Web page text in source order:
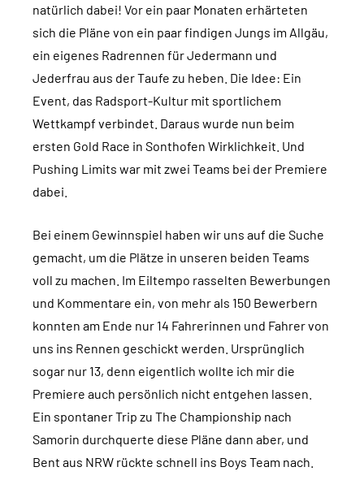
natürlich dabei! Vor ein paar Monaten erhärteten
sich die Pläne von ein paar findigen Jungs im Allgäu,
ein eigenes Radrennen für Jedermann und
Jederfrau aus der Taufe zu heben. Die Idee: Ein
Event, das Radsport-Kultur mit sportlichem
Wettkampf verbindet. Daraus wurde nun beim
ersten Gold Race in Sonthofen Wirklichkeit. Und
Pushing Limits war mit zwei Teams bei der Premiere
dabei.
Bei einem Gewinnspiel haben wir uns auf die Suche
gemacht, um die Plätze in unseren beiden Teams
voll zu machen. Im Eiltempo rasselten Bewerbungen
und Kommentare ein, von mehr als 150 Bewerbern
konnten am Ende nur 14 Fahrerinnen und Fahrer von
uns ins Rennen geschickt werden. Ursprünglich
sogar nur 13, denn eigentlich wollte ich mir die
Premiere auch persönlich nicht entgehen lassen.
Ein spontaner Trip zu The Championship nach
Samorin durchquerte diese Pläne dann aber, und
Bent aus NRW rückte schnell ins Boys Team nach.